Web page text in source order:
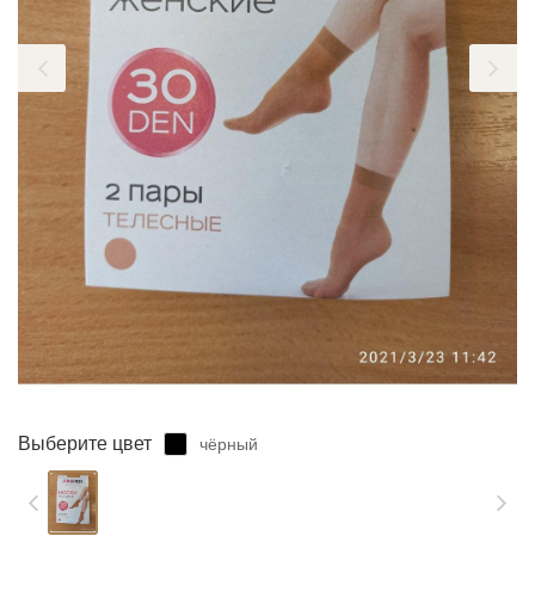
Выберите цвет чёрный